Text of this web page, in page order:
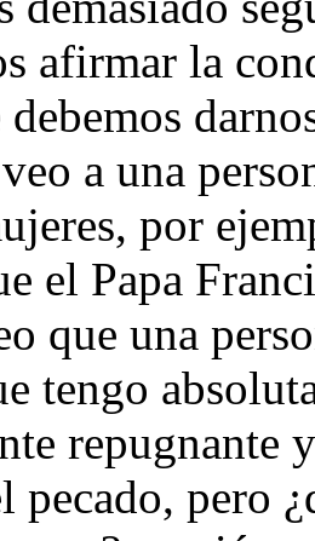
afirmar la
a una
por
el Papa
que una
tengo
repugnante
pecado, pero